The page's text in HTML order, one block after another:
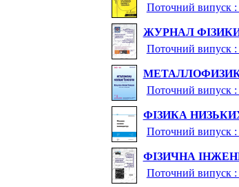
Поточний випуск :
ЖУРНАЛ ФІЗИКИ
Поточний випуск :
Поточний випуск :
ФІЗИКА
Поточний випуск :
ФІЗИЧНА
Поточний випуск :